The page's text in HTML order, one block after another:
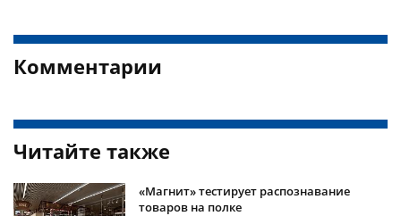
Комментарии
Читайте также
«Магнит» тестирует распознавание
товаров на полке